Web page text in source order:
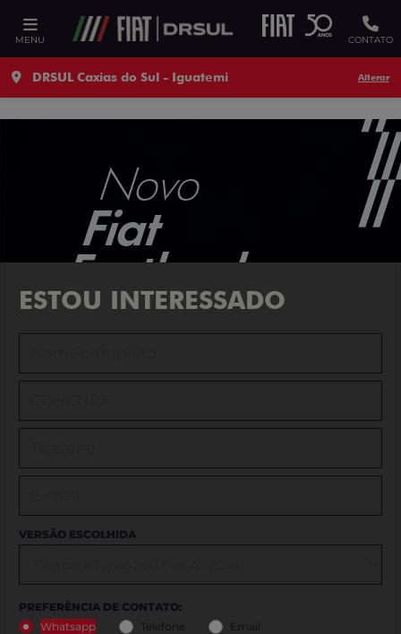
Ativar a compatibilidade com o leitor de tela
MENU CONTATO
DRSUL Caxias do Sul - Iguatemi Alterar
ESTOU INTERESSADO
VERSÃO ESCOLHIDA
PREFERÊNCIA DE CONTATO:
Whatsapp
Telefone Email